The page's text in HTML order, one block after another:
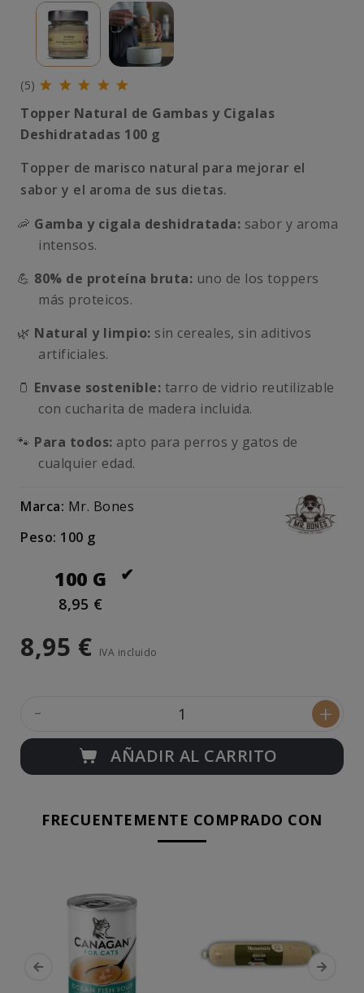
(5)
Topper Natural de Gambas y Cigalas
Deshidratadas 100 g
Topper de marisco natural para mejorar el
sabor y el aroma de sus dietas.
🦐 Gamba y cigala deshidratada: sabor y aroma
intensos.
💪 80% de proteína bruta: uno de los toppers
más proteicos.
🌿 Natural y limpio: sin cereales, sin aditivos
artificiales.
🫙 Envase sostenible: tarro de vidrio reutilizable
con cucharita de madera incluida.
🐾 Para todos: apto para perros y gatos de
cualquier edad.
Marca: Mr. Bones
Peso: 100 g
100 G
8,95 €
8,95 € IVA incluido
- +
AÑADIR AL CARRITO
FRECUENTEMENTE COMPRADO CON